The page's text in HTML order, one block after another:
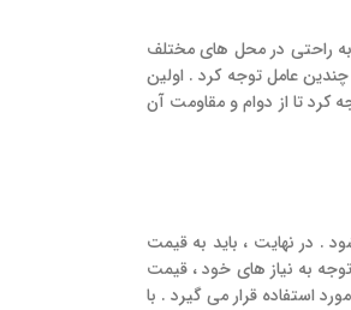
به راحتی در محل‌ های مختلف
عامل توجه کرد . اولین
کرد تا از دوام و مقاومت آن
. در نهایت ، باید به قیمت
به نیاز های خود ، قیمت‌
استفاده قرار می‌ گیرد . با